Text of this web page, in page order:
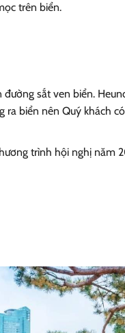
trên biển.
sắt ven biển.
ra biển nên Quý khách
trình hội nghị năm